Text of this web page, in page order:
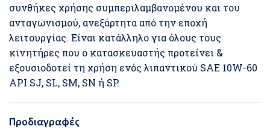
συνθήκες χρήσης συμπεριλαμβανομένου και του
ανταγωνισμού, ανεξάρτητα από την εποχή
λειτουργίας. Είναι κατάλληλο για όλους τους
κινητήρες που ο κατασκευαστής προτείνει &
εξουσιοδοτεί τη χρήση ενός λιπαντικού SAE 10W-60
API SJ, SL, SM, SN ή SP.
Προδιαγραφές